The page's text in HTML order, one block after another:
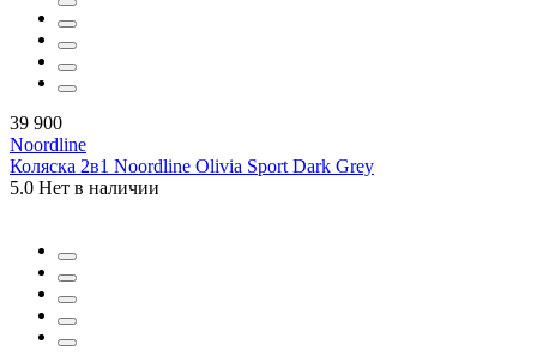
39 900
Noordline
Коляска 2в1 Noordline Olivia Sport Dark Grey
5.0 Нет в наличии